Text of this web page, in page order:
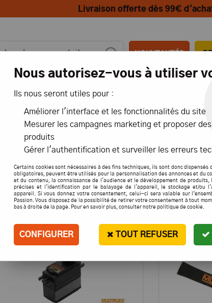
Livraison offerte dès 99€
NOUVEAUTÉS
MULTIPLEX
Nous autorisez-vous à utiliser
Ils nous seront utiles pour :
Améliorer l'interface et les fonctionnalités du site
Mesurer les campagnes marketing et proposer
produits
Gérer l'authentification et surveiller les erreurs
Certains cookies sont nécessaires à des fins techniques, ils sont donc dispensés
obligatoires, peuvent être utilisés pour la personnalisation des annonces et du
et du contenu, la connaissance de l'audience et le développement de produits,
précises et l'identification par le balayage de l'appareil, le stockage et/ou
appareil. Si vous donnez votre consentement, celui-ci sera valable sur
Passion. Vous disposez de la possibilité de retirer votre consentement à tout
bas à droite de la page. Pour en savoir plus, consulter notre politique de cookie.
CONFIGURER TOUT REFUSER